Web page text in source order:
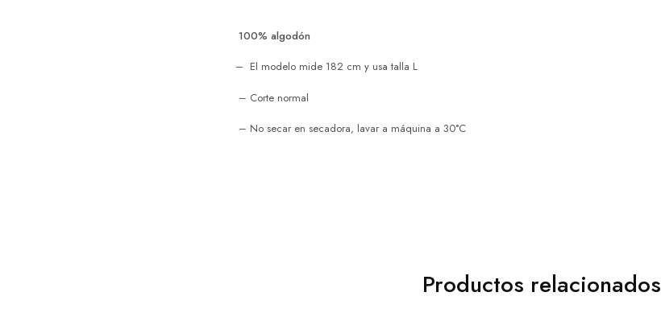
100% algodón
– El modelo mide 182 cm y usa talla L
– Corte normal
– No secar en secadora, lavar a máquina a 30°C
Productos relacionados